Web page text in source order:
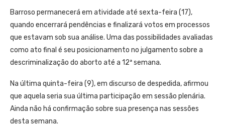
Barroso permanecerá em atividade até sexta-feira (17),
quando encerrará pendências e finalizará votos em processos
que estavam sob sua análise. Uma das possibilidades avaliadas
como ato final é seu posicionamento no julgamento sobre a
descriminalização do aborto até a 12ª semana.
Na última quinta-feira (9), em discurso de despedida, afirmou
que aquela seria sua última participação em sessão plenária.
Ainda não há confirmação sobre sua presença nas sessões
desta semana.